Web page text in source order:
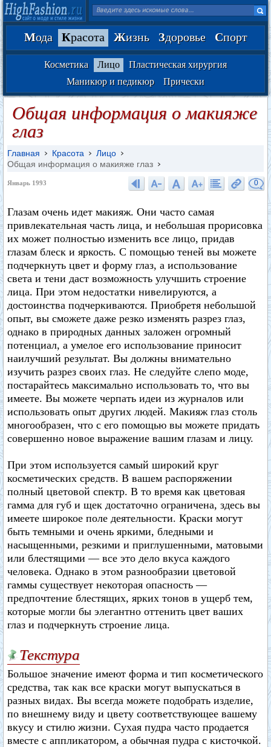
Мода Красота Жизнь Здоровье Спорт
Косметика Лицо
Пластическая хирургия
Маникюр и педикюр
Прически
Общая информация о макияже
глаз
Главная Красота
Лицо
Общая информация о макияже глаз
Январь 1993 0
Глазам очень идет макияж. Они часто самая
привлекательная часть лица, и небольшая прорисовка
их может полностью изменить все лицо, придав
глазам блеск и яркость. С помощью теней вы можете
подчеркнуть цвет и форму глаз, а использование
света и тени даст возможность улучшить строение
лица. При этом недостатки нивелируются, а
достоинства подчеркиваются. Приобретя небольшой
опыт, вы сможете даже резко изменять разрез глаз,
однако в природных данных заложен огромный
потенциал, а умелое его использование приносит
наилучший результат. Вы должны внимательно
изучить разрез своих глаз. Не следуйте слепо моде,
постарайтесь максимально использовать то, что вы
имеете. Вы можете черпать идеи из журналов или
использовать опыт других людей. Макияж глаз столь
многообразен, что с его помощью вы можете придать
совершенно новое выражение вашим глазам и лицу.
При этом используется самый широкий круг
косметических средств. В вашем распоряжении
полный цветовой спектр. В то время как цветовая
гамма для губ и щек достаточно ограничена, здесь вы
имеете широкое поле деятельности. Краски могут
быть темными и очень яркими, бледными и
насыщенными, резкими и приглушенными, матовыми
или блестящими — все это дело вкуса каждого
человека. Однако в этом разнообразии цветовой
гаммы существует некоторая опасность —
предпочтение блестящих, ярких тонов в ущерб тем,
которые могли бы элегантно оттенить цвет ваших
глаз и подчеркнуть строение лица.
Текстура
Большое значение имеют форма и тип косметического
средства, так как все краски могут выпускаться в
разных видах. Вы всегда можете подобрать изделие,
по внешнему виду и цвету соответствующее вашему
вкусу и стилю жизни. Сухая пудра часто продается
вместе с аппликатором, а обычная пудра с кисточкой.